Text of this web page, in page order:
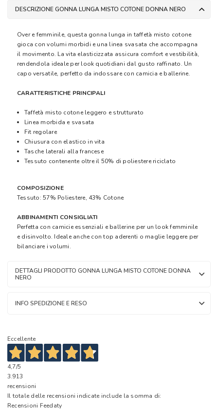
DESCRIZIONE GONNA LUNGA MISTO COTONE DONNA NERO
Over e femminile, questa gonna lunga in taffetà misto cotone
gioca con volumi morbidi e una linea svasata che accompagna
il movimento. La vita elasticizzata assicura comfort e vestibilità,
rendendola ideale per look quotidiani dal gusto raffinato. Un
capo versatile, perfetto da indossare con camicia e ballerine.
CARATTERISTICHE PRINCIPALI
Taffetà misto cotone leggero e strutturato
Linea morbida e svasata
Fit regolare
Chiusura con elastico in vita
Tasche laterali alla francese
Tessuto contenente oltre il 50% di poliestere riciclato
COMPOSIZIONE
Tessuto: 57% Poliestere, 43% Cotone
ABBINAMENTI CONSIGLIATI
Perfetta con camicie essenziali e ballerine per un look femminile
e disinvolto. Ideale anche con top aderenti o maglie leggere per
bilanciare i volumi.
DETTAGLI PRODOTTO GONNA LUNGA MISTO COTONE DONNA
NERO
INFO SPEDIZIONE E RESO
Eccellente
4,7/5
3.913
recensioni
Il totale delle recensioni indicate include la somma di:
Recensioni Feedaty